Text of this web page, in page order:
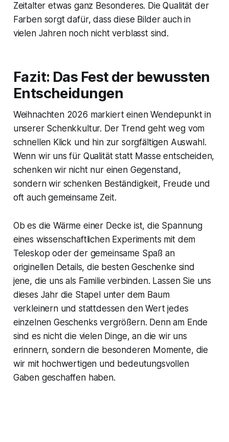
Zeitalter etwas ganz Besonderes. Die Qualität der
Farben sorgt dafür, dass diese Bilder auch in
vielen Jahren noch nicht verblasst sind.
Fazit: Das Fest der bewussten
Entscheidungen
Weihnachten 2026 markiert einen Wendepunkt in
unserer Schenkkultur. Der Trend geht weg vom
schnellen Klick und hin zur sorgfältigen Auswahl.
Wenn wir uns für Qualität statt Masse entscheiden,
schenken wir nicht nur einen Gegenstand,
sondern wir schenken Beständigkeit, Freude und
oft auch gemeinsame Zeit.
Ob es die Wärme einer Decke ist, die Spannung
eines wissenschaftlichen Experiments mit dem
Teleskop oder der gemeinsame Spaß an
originellen Details, die besten Geschenke sind
jene, die uns als Familie verbinden. Lassen Sie uns
dieses Jahr die Stapel unter dem Baum
verkleinern und stattdessen den Wert jedes
einzelnen Geschenks vergrößern. Denn am Ende
sind es nicht die vielen Dinge, an die wir uns
erinnern, sondern die besonderen Momente, die
wir mit hochwertigen und bedeutungsvollen
Gaben geschaffen haben.